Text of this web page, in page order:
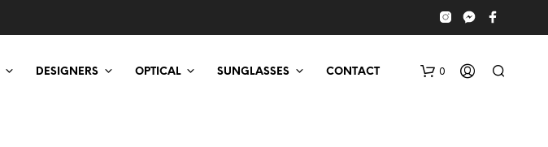
DESIGNERS OPTICAL SUNGLASSES CONTACT 0